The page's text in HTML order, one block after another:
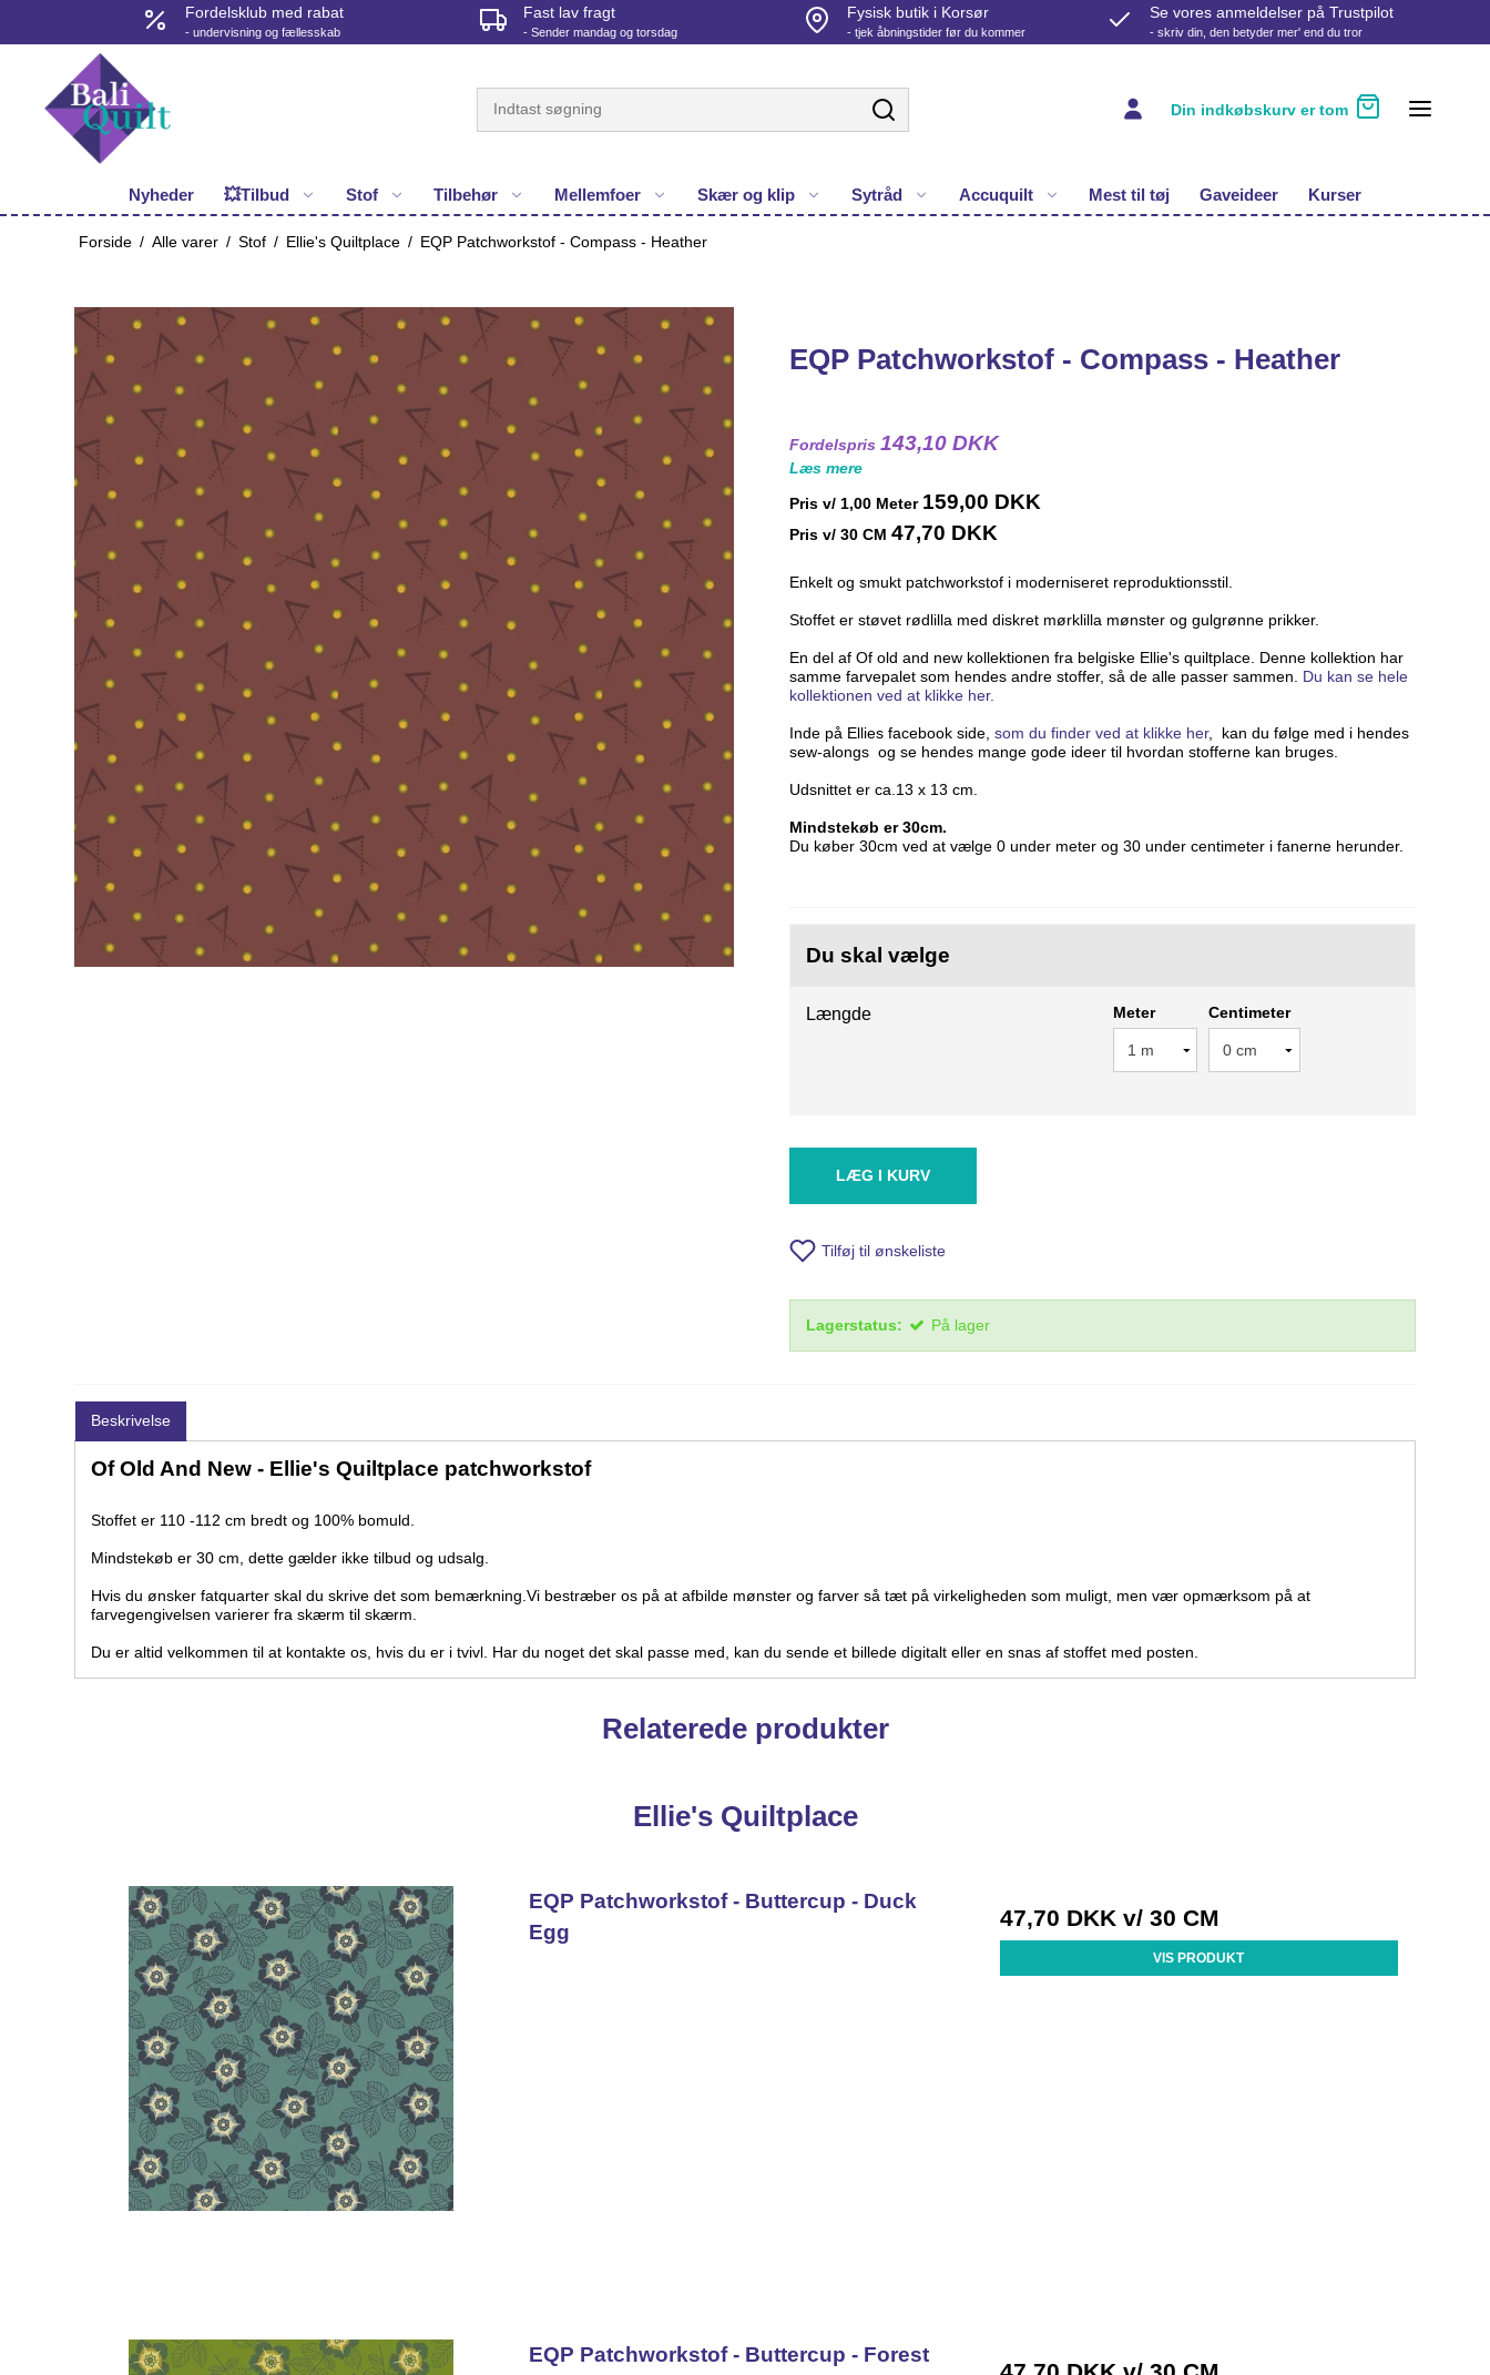
Fordelsklub med rabat
- undervisning og fællesskab
Fast lav fragt
- Sender mandag og torsdag
Fysisk butik i Korsør
- tjek åbningstider før du kommer
Se vores anmeldelser på Trustpilot
- skriv din, den betyder mer' end du tror
Nyheder 💥Tilbud Stof Tilbehør Mellemfoer Skær og klip Sytråd Accuquilt Mest til tøj Gaveideer Kurser
Din indkøbskurv er tom
Forside / Alle varer / Stof / Ellie's Quiltplace / EQP Patchworkstof - Compass - Heather
EQP Patchworkstof - Compass - Heather
Fordelspris 143,10 DKK
Læs mere
Pris v/ 1,00 Meter 159,00 DKK
Pris v/ 30 CM 47,70 DKK
Enkelt og smukt patchworkstof i moderniseret reproduktionsstil.
Stoffet er støvet rødlilla med diskret mørklilla mønster og gulgrønne prikker.
En del af Of old and new kollektionen fra belgiske Ellie's quiltplace. Denne kollektion har
samme farvepalet som hendes andre stoffer, så de alle passer sammen. Du kan se hele
kollektionen ved at klikke her.
Inde på Ellies facebook side, som du finder ved at klikke her, kan du følge med i hendes
sew-alongs og se hendes mange gode ideer til hvordan stofferne kan bruges.
Udsnittet er ca.13 x 13 cm.
Mindstekøb er 30cm.
Du køber 30cm ved at vælge 0 under meter og 30 under centimeter i fanerne herunder.
Lagerstatus: På lager
Du skal vælge
Længde Meter Centimeter
LÆG I KURV
Tilføj til ønskeliste
Beskrivelse
Of Old And New - Ellie's Quiltplace patchworkstof
Stoffet er 110 -112 cm bredt og 100% bomuld.
Mindstekøb er 30 cm, dette gælder ikke tilbud og udsalg.
Hvis du ønsker fatquarter skal du skrive det som bemærkning.Vi bestræber os på at afbilde mønster og farver så tæt på virkeligheden som muligt, men vær opmærksom på at
farvegengivelsen varierer fra skærm til skærm.
Du er altid velkommen til at kontakte os, hvis du er i tvivl. Har du noget det skal passe med, kan du sende et billede digitalt eller en snas af stoffet med posten.
Relaterede produkter
Ellie's Quiltplace
EQP Patchworkstof - Buttercup - Duck
Egg
47,70 DKKv/ 30 CM
VIS PRODUKT
EQP Patchworkstof - Buttercup - Forest